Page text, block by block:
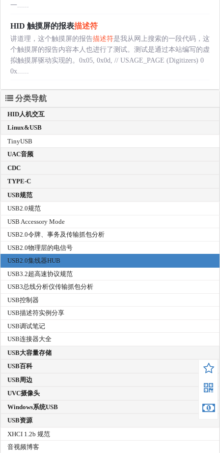
一......
HID 触摸屏的报表描述符
讲道理，这个触摸屏的报告描述符是我从网上搜索的一段代码，这
个触摸屏的报告内容本人也进行了测试。测试是通过本站编写的虚
拟触摸屏驱动实现的。0x05, 0x0d, // USAGE_PAGE (Digitizers) 0
0x......
分类导航
HID人机交互
Linux&USB
TinyUSB
UAC音频
CDC
TYPE-C
USB规范
USB2.0规范
USB Accessory Mode
USB2.0令牌、事务及传输抓包分析
USB2.0物理层的电信号
USB2.0集线器HUB
USB3.2超高速协议规范
USB3总线分析仪传输抓包分析
USB控制器
USB描述符实例分享
USB调试笔记
USB连接器大全
USB大容量存储
USB百科
USB周边
UVC摄像头
Windows系统USB
USB资源
XHCI 1.2b 规范
音视频博客